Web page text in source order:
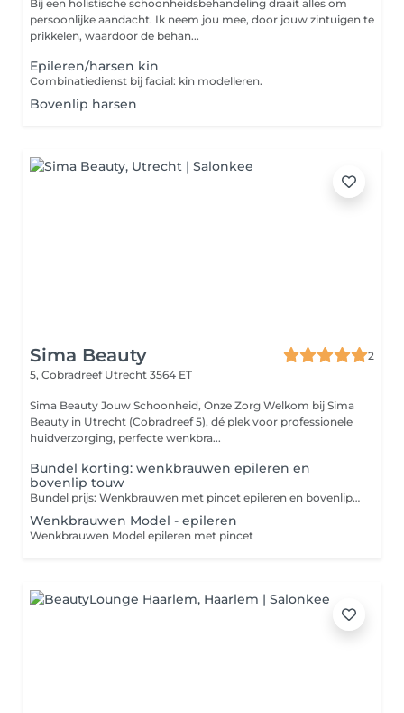
Bij een holistische schoonheidsbehandeling draait alles om
persoonlijke aandacht. Ik neem jou mee, door jouw zintuigen te
prikkelen, waardoor de behan...
Epileren/harsen kin
Combinatiedienst bij facial: kin modelleren.
Bovenlip harsen
Sima Beauty
2
5, Cobradreef Utrecht 3564 ET
Sima Beauty Jouw Schoonheid, Onze Zorg Welkom bij Sima
Beauty in Utrecht (Cobradreef 5), dé plek voor professionele
huidverzorging, perfecte wenkbra...
Bundel korting: wenkbrauwen epileren en
bovenlip touw
Bundel prijs: Wenkbrauwen met pincet epileren en bovenlip met touw
Wenkbrauwen Model - epileren
Wenkbrauwen Model epileren met pincet